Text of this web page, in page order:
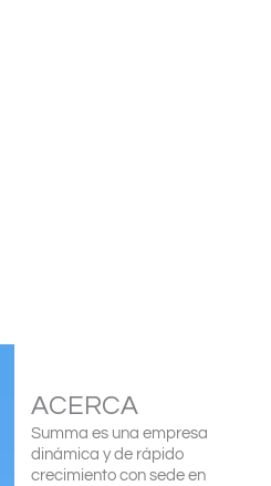
ACERCA
Summa es una empresa
dinámica y de rápido
crecimiento con sede en